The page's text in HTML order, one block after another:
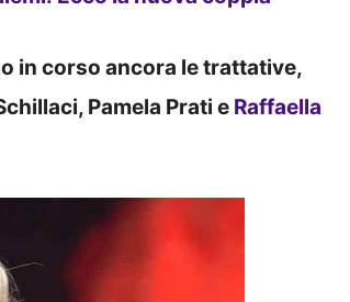
in corso ancora le trattative,
Pamela Prati e Raffaella